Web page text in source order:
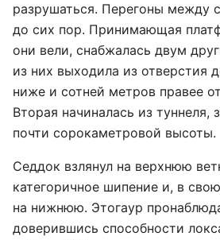
разрушаться. Перегоны между
до сих пор. Принимающая
они вели, снабжалась двум
из них выходила из отверстия
ниже и сотней метров правее
Вторая начиналась из туннеля,
почти сорокаметровой высоты.
Седдок взлянул на верхнюю
категоричное шипение и, в
на нижнюю. Этогаур
доверившись способности